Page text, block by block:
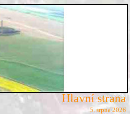
Hlavní strana
5. srpna 2026